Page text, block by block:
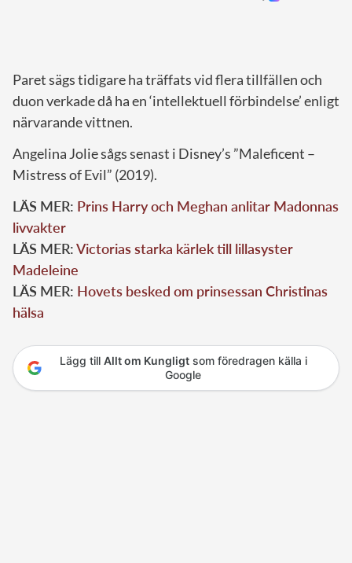
Paret sägs tidigare ha träffats vid flera tillfällen och
duon verkade då ha en ‘intellektuell förbindelse’ enligt
närvarande vittnen.
Angelina Jolie sågs senast i Disney’s ”Maleficent –
Mistress of Evil” (2019).
LÄS MER: Prins Harry och Meghan anlitar Madonnas
livvakter
LÄS MER:Victorias starka kärlek till lillasyster
Madeleine
LÄS MER: Hovets besked om prinsessan Christinas
hälsa
Lägg till Allt om Kungligtsom föredragen källa i
Google